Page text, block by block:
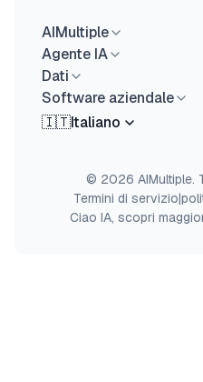
AIMultiple
Agente IA
Dati
Software aziendale
🇮🇹Italiano
© 2026 AIMultiple.
Termini di servizio|
Ciao IA, scopri